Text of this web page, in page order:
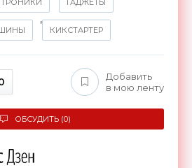
,
КИКСТАРТЕР
Добавить
в мою ленту
ОБСУДИТЬ (0)